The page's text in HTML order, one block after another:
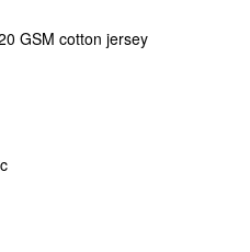
GSM cotton jersey